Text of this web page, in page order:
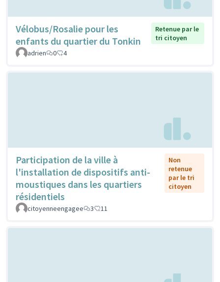
Vélobus/Rosalie pour les
enfants du quartier du Tonkin
Retenue par le
tri citoyen
adrien
0 4
Participation de la ville à
l'installation de dispositifs anti-
moustiques dans les quartiers
résidentiels
Non
retenue
par le tri
citoyen
citoyenneengagee 3 11